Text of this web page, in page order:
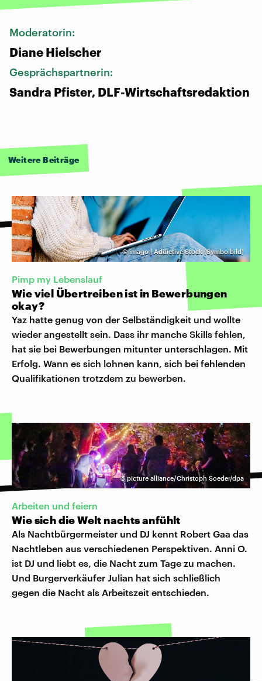
Moderatorin:
Diane Hielscher
Gesprächspartnerin:
Sandra Pfister, DLF-Wirtschaftsredaktion
Weitere Beiträge
©imago | Addictive Stock (Symbolbild)
Pimp my Lebenslauf
Wie viel Übertreiben ist in Bewerbungen
okay?
Yaz hatte genug von der Selbständigkeit und wollte
wieder angestellt sein. Dass ihr manche Skills fehlen,
hat sie bei Bewerbungen mitunter unterschlagen. Mit
Erfolg. Wann es sich lohnen kann, sich bei fehlenden
Qualifikationen trotzdem zu bewerben.
©picture alliance/Christoph Soeder/dpa
Arbeiten und feiern
Wie sich die Welt nachts anfühlt
Als Nachtbürgermeister und DJ kennt Robert Gaa das
Nachtleben aus verschiedenen Perspektiven. Anni O.
ist DJ und liebt es, die Nacht zum Tage zu machen.
Und Burgerverkäufer Julian hat sich schließlich
gegen die Nacht als Arbeitszeit entschieden.